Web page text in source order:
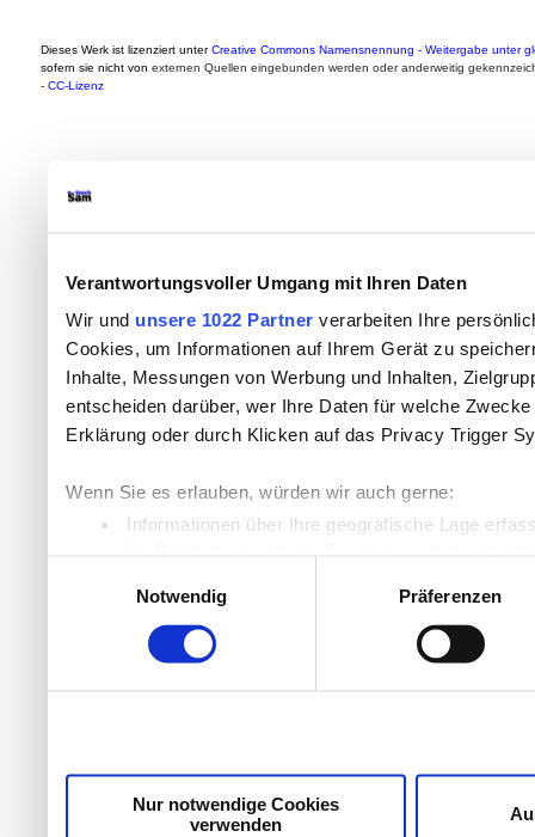
Verantwortungsvoller Umgang mit Ihren Daten
Wir und unsere 1022 Partner verarbeiten Ihre
Cookies, um Informationen auf Ihrem Gerät zu
Inhalte, Messungen von Werbung und Inhalten,
entscheiden darüber, wer Ihre Daten für welche
Erklärung oder durch Klicken auf das Privacy Trigger
Wenn Sie es erlauben, würden wir auch gerne:
Informationen über Ihre geografische Lage
Wir verwenden Cookies, um Inhalte und Anzeigen zu
die Zugriffe auf unsere Website zu analysieren.
Dienste gesammelt haben.
Notwendig
Präferenzen
Nur notwendige Cookies
verwenden
Dieses Werk ist lizenziert unterCreative Commons Namensnennung - Weitergabe unter
sofern sie nicht von externen Quellen eingebunden werden oder anderweitig
- CC-Lizenz